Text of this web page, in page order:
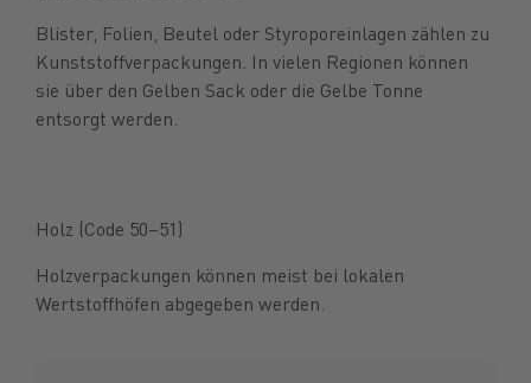
Blister, Folien, Beutel oder Styroporeinlagen zählen zu
Kunststoffverpackungen. In vielen Regionen können
sie über den Gelben Sack oder die Gelbe Tonne
entsorgt werden.
Holz (Code 50–51)
Holzverpackungen können meist bei lokalen
Wertstoffhöfen abgegeben werden.